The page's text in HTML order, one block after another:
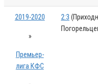
2019-2020
»
Премьер-
лига КФС
2:3